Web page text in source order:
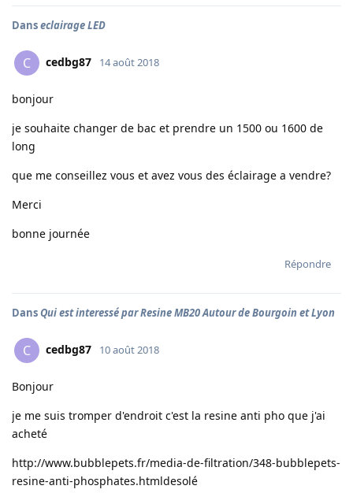
Danseclairage LED
C cedbg87 14 août 2018
bonjour
je souhaite changer de bac et prendre un 1500 ou 1600 de
long
que me conseillez vous et avez vous des éclairage a vendre?
Merci
bonne journée
Répondre
DansQui est interessé par Resine MB20 Autour de Bourgoin et Lyon
C cedbg87 10 août 2018
Bonjour
je me suis tromper d'endroit c'est la resine anti pho que j'ai
acheté
http://www.bubblepets.fr/media-de-filtration/348-bubblepets-
resine-anti-phosphates.htmldesolé